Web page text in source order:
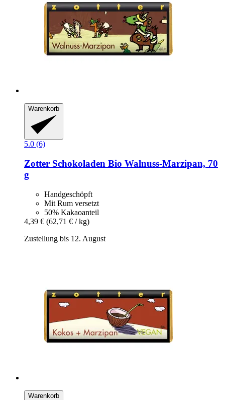
Warenkorb
5.0 (6)
Zotter Schokoladen Bio Walnuss-​Marzipan, 70
g
Handgeschöpft
Mit Rum versetzt
50% Kakaoanteil
4,39 € (62,71 € / kg)
Zustellung bis 12. August
Warenkorb